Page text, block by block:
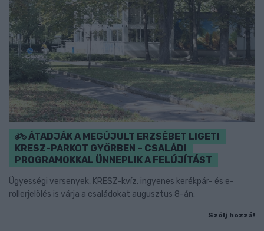
ÁTADJÁK A MEGÚJULT ERZSÉBET LIGETI
KRESZ-PARKOT GYŐRBEN – CSALÁDI
PROGRAMOKKAL ÜNNEPLIK A FELÚJÍTÁST
Ügyességi versenyek, KRESZ-kvíz, ingyenes kerékpár- és e-
rollerjelölés is várja a családokat augusztus 8-án.
Szólj hozzá!